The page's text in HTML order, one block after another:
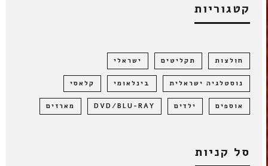
קטגוריות
חולצות תקליטים ישראלי
נוסטלגיה ישראלית בינלאומי קלאסי
אוספים ילדים DVD/BLU-RAY מארזים
סל קניות